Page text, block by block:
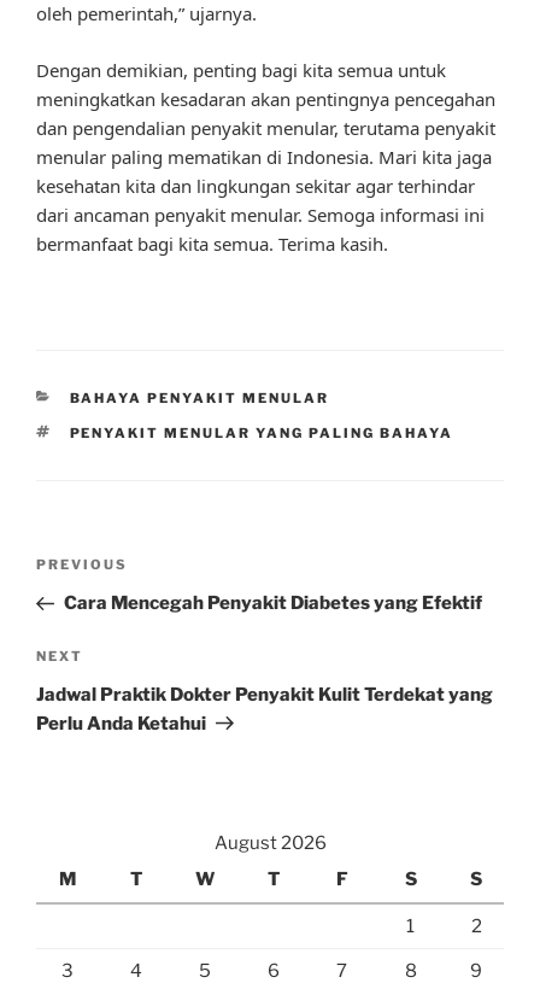
oleh pemerintah,” ujarnya.
Dengan demikian, penting bagi kita semua untuk
meningkatkan kesadaran akan pentingnya pencegahan
dan pengendalian penyakit menular, terutama penyakit
menular paling mematikan di Indonesia. Mari kita jaga
kesehatan kita dan lingkungan sekitar agar terhindar
dari ancaman penyakit menular. Semoga informasi ini
bermanfaat bagi kita semua. Terima kasih.
CATEGORIES
BAHAYA PENYAKIT MENULAR
TAGS
PENYAKIT MENULAR YANG PALING BAHAYA
Previous
Post
PREVIOUS
Cara Mencegah Penyakit Diabetes yang Efektif
Next
Post
NEXT
Jadwal Praktik Dokter Penyakit Kulit Terdekat yang
Perlu Anda Ketahui
August 2026
M
T W T F S S
1 2
3 4 5 6 7 8 9